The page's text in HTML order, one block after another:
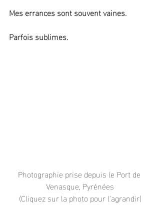
Mes errances sont souvent vaines.
Parfois sublimes.
Photographie prise depuis le Port de
Venasque, Pyrénées
(Cliquez sur la photo pour l'agrandir)